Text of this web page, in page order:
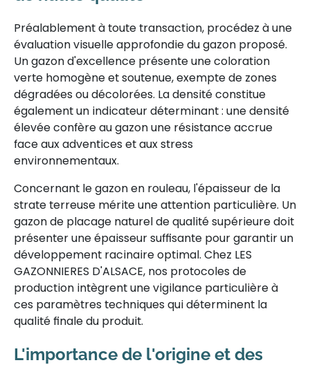
Préalablement à toute transaction, procédez à une
évaluation visuelle approfondie du gazon proposé.
Un gazon d'excellence présente une coloration
verte homogène et soutenue, exempte de zones
dégradées ou décolorées. La densité constitue
également un indicateur déterminant : une densité
élevée confère au gazon une résistance accrue
face aux adventices et aux stress
environnementaux.
Concernant le gazon en rouleau, l'épaisseur de la
strate terreuse mérite une attention particulière. Un
gazon de placage naturel de qualité supérieure doit
présenter une épaisseur suffisante pour garantir un
développement racinaire optimal. Chez LES
GAZONNIERES D'ALSACE, nos protocoles de
production intègrent une vigilance particulière à
ces paramètres techniques qui déterminent la
qualité finale du produit.
L'importance de l'origine et des